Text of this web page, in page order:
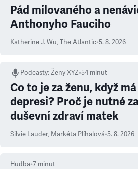
Pád milovaného a
Anthonyho Fauciho
Katherine J. Wu, The Atlantic•5. 8. 2026
Podcasty:Ženy XYZ•54 minut
Co to je za ženu, když
depresi? Proč je nutné
duševní zdraví matek
Silvie Lauder, Markéta Plíhalová•5. 8. 2026
Hudba•7 minut